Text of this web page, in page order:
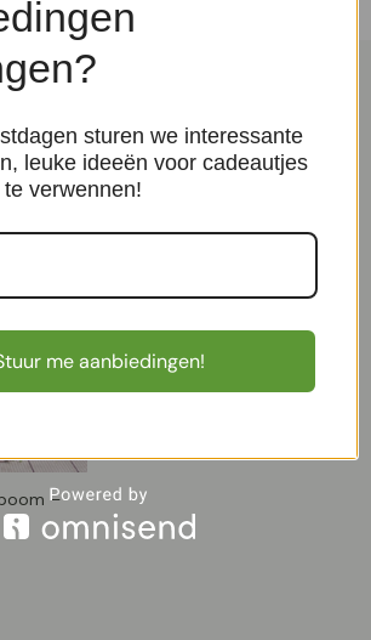
–
Terrasplanten
19,99
–
sturen we interessante
leuke ideeën voor cadeautjes
verwennen!
me aanbiedingen!